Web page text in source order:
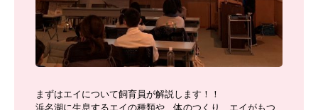
まずはエイについて飼育員が解説します！！
浜名湖に生息するエイの種類や、体のつくり、エイがもつ